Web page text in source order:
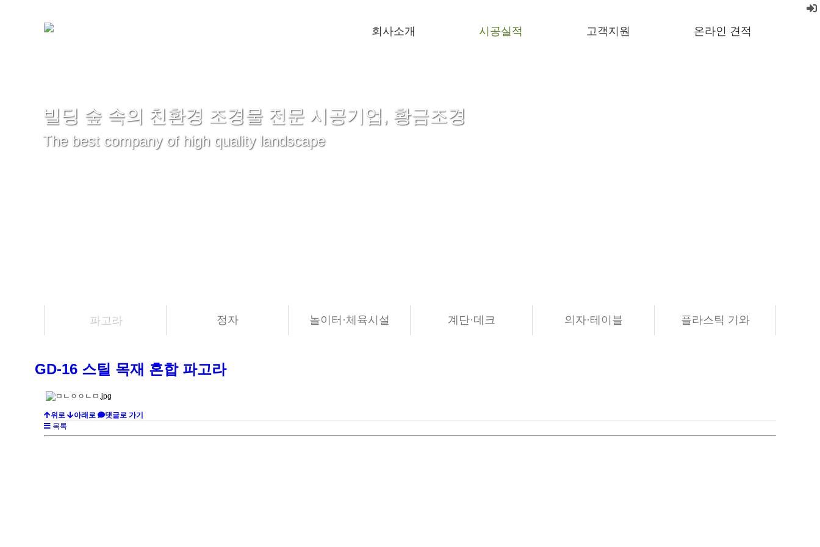
회사소개 시공실적 고객지원 온라인 견적
빌딩 숲 속의 친환경 조경물 전문 시공기업, 황금조경
The best company of high quality landscape
파고라 정자 놀이터·체육시설 계단·데크 의자·테이블 플라스틱 기와
GD-16 스틸 목재 혼합 파고라
위로 아래로
댓글로 가기
목록